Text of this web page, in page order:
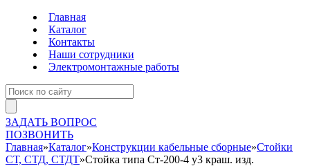
Главная
Каталог
Контакты
Наши сотрудники
Электромонтажные работы
ЗАДАТЬ ВОПРОС
ПОЗВОНИТЬ
Главная»Каталог»Конструкции кабельные сборные»Стойки
СТ, СТД, СТДТ»Стойка типа Ст-200-4 у3 краш. изд.